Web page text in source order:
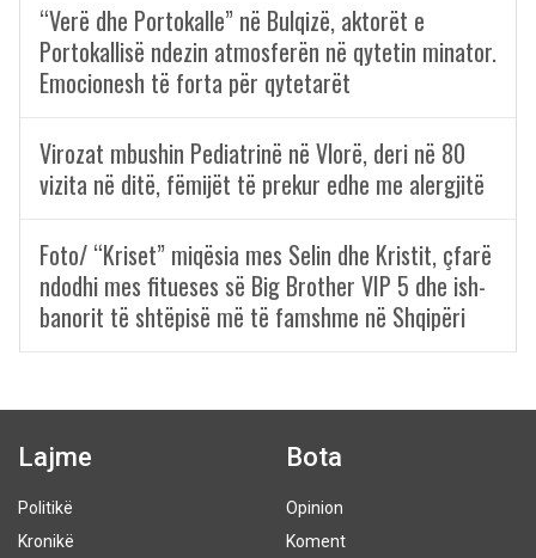
“Verë dhe Portokalle” në Bulqizë, aktorët e
Portokallisë ndezin atmosferën në qytetin minator.
Emocionesh të forta për qytetarët
Virozat mbushin Pediatrinë në Vlorë, deri në 80
vizita në ditë, fëmijët të prekur edhe me alergjitë
Foto/ “Kriset” miqësia mes Selin dhe Kristit, çfarë
ndodhi mes fitueses së Big Brother VIP 5 dhe ish-
banorit të shtëpisë më të famshme në Shqipëri
Lajme
Politikë
Kronikë
Bota
Opinion
Koment